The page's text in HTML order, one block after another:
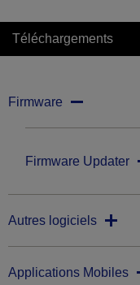
Téléchargements
Firmware
Firmware Updater
Autres logiciels
Applications Mobiles